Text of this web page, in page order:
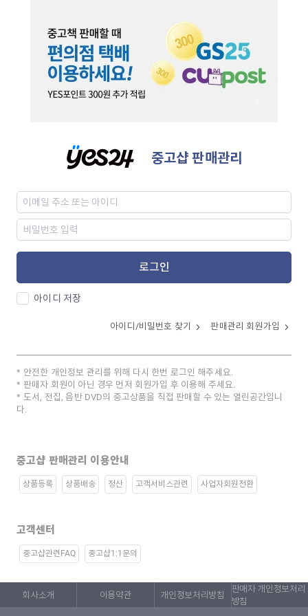
중고샵 판매관리
로그인
아이디 저장
아이디/비밀번호 찾기 판매관리 회원가입
안전한 개인정보 관리를 위해 다시 한번 로그인 해주세요.
판매자 회원이 아닌 경우 먼저 회원가입 후 이용해 주세요.
도서, 전집, 음반 DVD의 중고상품을 직접 판매할 수 있는 열린공간입니
다.
중고샵 판매관리 이용안내
상품등록 상품배송 정산 고객서비스관련 사업자회원전환
고객센터
중고샵관련FAQ 중고샵1:1문의
회사소개 이용약관 개인정보처리방침
판매자 개인정보처리
방침